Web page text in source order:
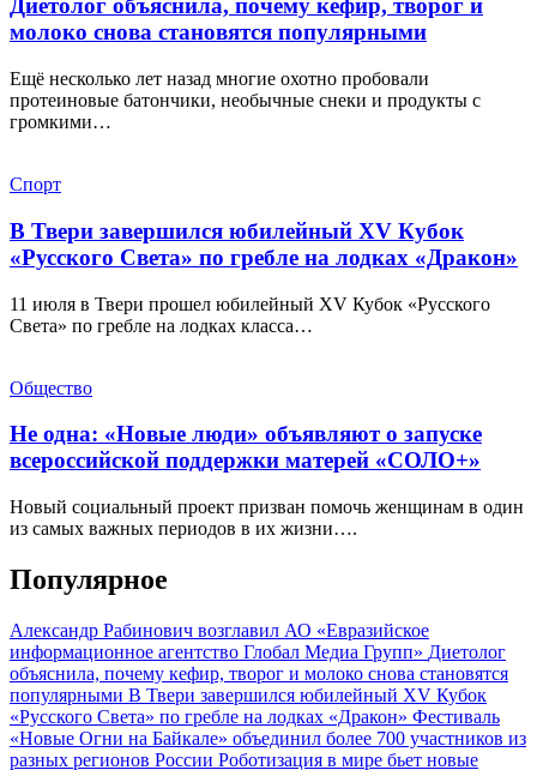
Диетолог объяснила, почему кефир, творог и
молоко снова становятся популярными
Ещё несколько лет назад многие охотно пробовали
протеиновые батончики, необычные снеки и продукты с
громкими…
Спорт
В Твери завершился юбилейный XV Кубок
«Русского Света» по гребле на лодках «Дракон»
11 июля в Твери прошел юбилейный XV Кубок «Русского
Света» по гребле на лодках класса…
Общество
Не одна: «Новые люди» объявляют о запуске
всероссийской поддержки матерей «СОЛО+»
Новый социальный проект призван помочь женщинам в один
из самых важных периодов в их жизни….
Популярное
Александр Рабинович возглавил АО «Евразийское
информационное агентство Глобал Медиа Групп» Диетолог
объяснила, почему кефир, творог и молоко снова становятся
популярными В Твери завершился юбилейный XV Кубок
«Русского Света» по гребле на лодках «Дракон» Фестиваль
«Новые Огни на Байкале» объединил более 700 участников из
разных регионов России Роботизация в мире бьет новые